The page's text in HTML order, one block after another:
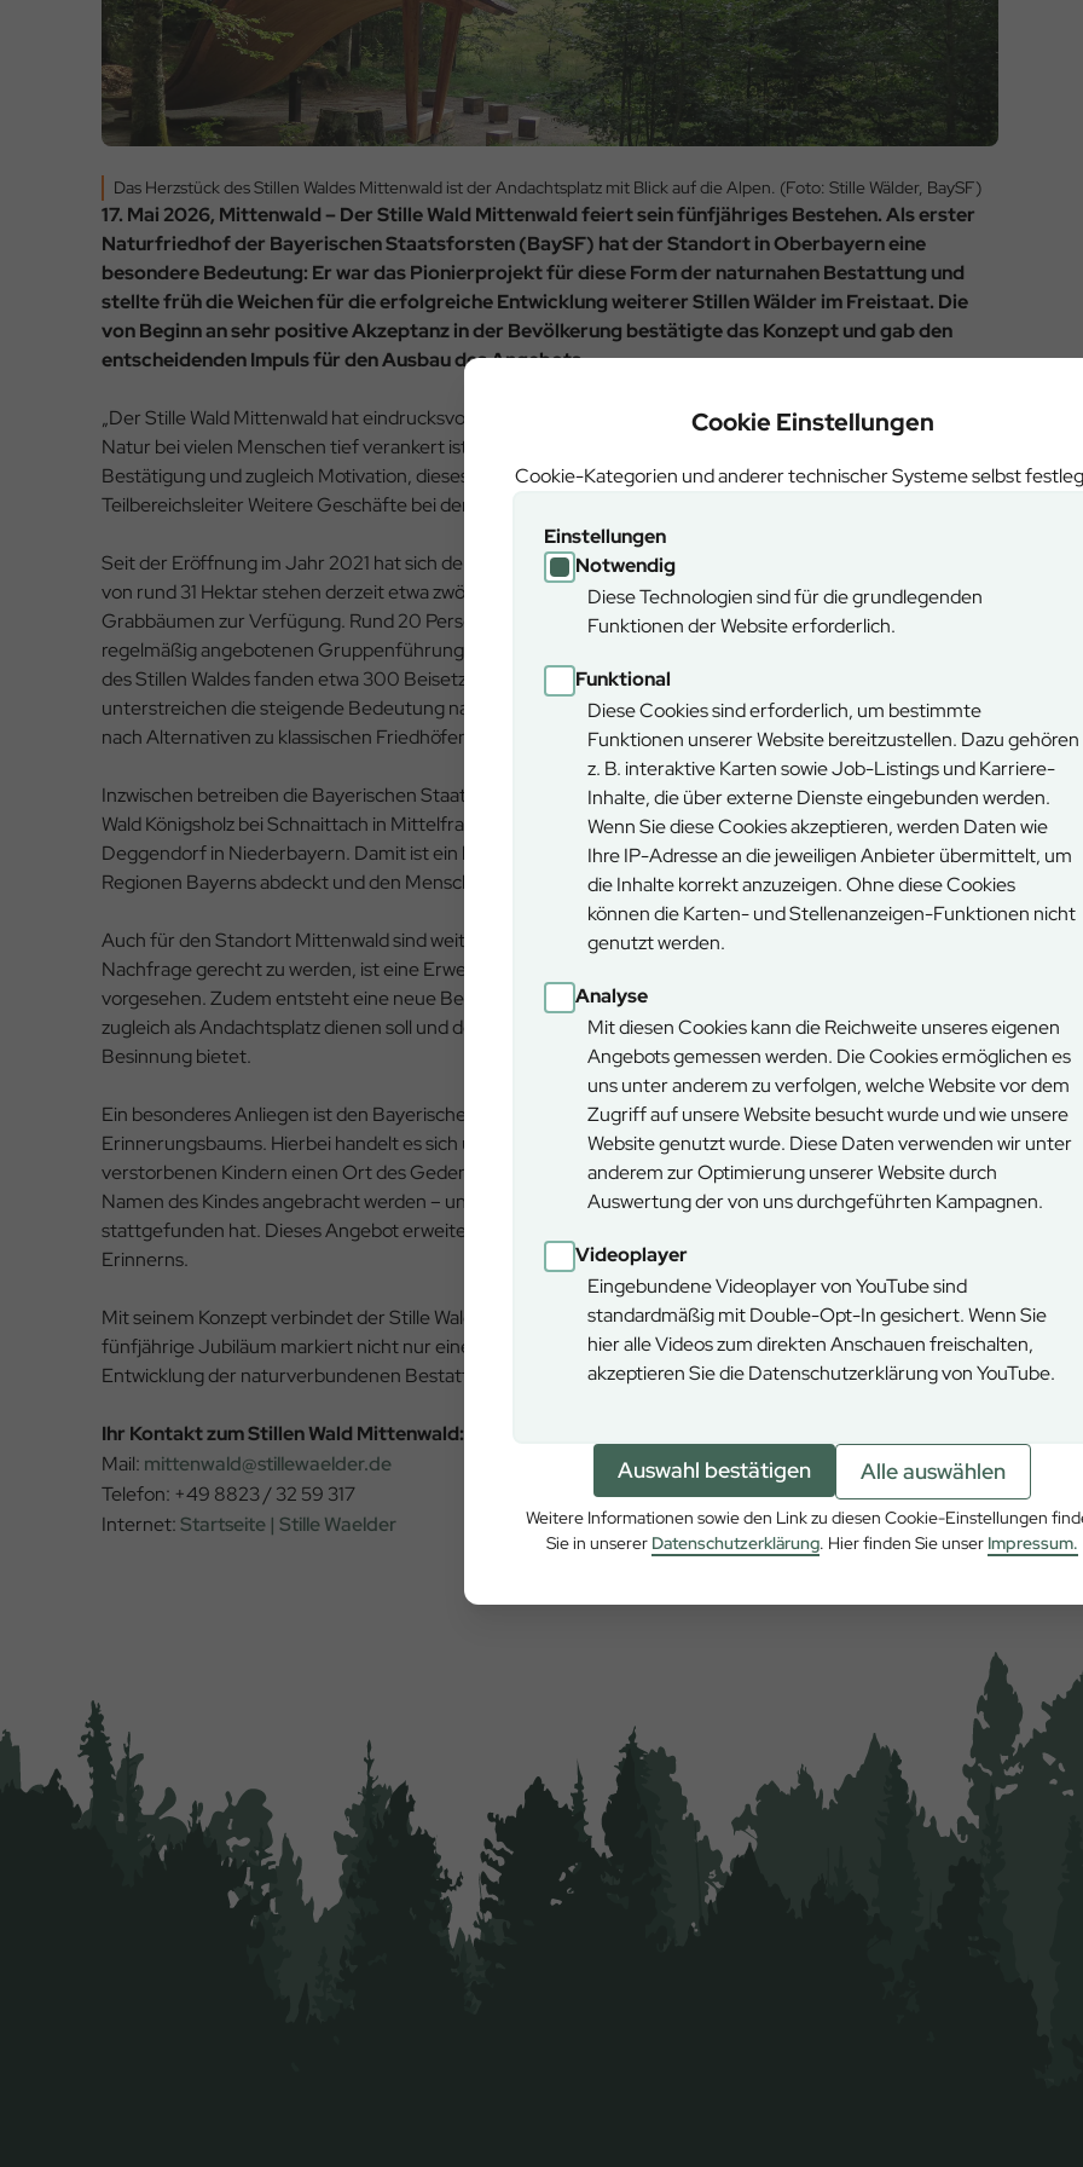
Cookie Einstellungen
Cookie-Kategorien und anderer technischer Systeme selbst
Einstellungen
Notwendig
Diese Technologien sind für die grundlegenden
Funktionen der Website erforderlich.
Funktional
Diese Cookies sind erforderlich, um bestimmte
Funktionen unserer Website bereitzustellen. Dazu gehören
z. B. interaktive Karten sowie Job-Listings und Karriere-
Inhalte, die über externe Dienste eingebunden werden.
Wenn Sie diese Cookies akzeptieren, werden Daten wie
Ihre IP-Adresse an die jeweiligen Anbieter übermittelt, um
die Inhalte korrekt anzuzeigen. Ohne diese Cookies
können die Karten- und Stellenanzeigen-Funktionen nicht
genutzt werden.
Analyse
Mit diesen Cookies kann die Reichweite unseres eigenen
Angebots gemessen werden. Die Cookies ermöglichen es
uns unter anderem zu verfolgen, welche Website vor dem
Zugriff auf unsere Website besucht wurde und wie unsere
Website genutzt wurde. Diese Daten verwenden wir unter
anderem zur Optimierung unserer Website durch
Auswertung der von uns durchgeführten Kampagnen.
Videoplayer
Eingebundene Videoplayer von YouTube sind
standardmäßig mit Double-Opt-In gesichert. Wenn Sie
hier alle Videos zum direkten Anschauen freischalten,
akzeptieren Sie die Datenschutzerklärung von YouTube.
Auswahl bestätigen Alle auswählen
Weitere Informationen sowie den Link zu diesen Cookie-Einstellungen
Sie in unserer Datenschutzerklärung. Hier finden Sie unser Impressum.
Das Herzstück des Stillen Waldes Mittenwald ist der Andachtsplatz mit Blick auf die Alpen. (Foto: Stille Wälder, BaySF)
17. Mai 2026, Mittenwald – Der Stille Wald Mittenwald feiert sein fünfjähriges Bestehen. Als erster
Naturfriedhof der Bayerischen Staatsforsten (BaySF) hat der Standort in Oberbayern eine
besondere Bedeutung: Er war das Pionierprojekt für diese Form der naturnahen Bestattung und
stellte früh die Weichen für die erfolgreiche Entwicklung weiterer Stillen Wälder im Freistaat. Die
von Beginn an sehr positive Akzeptanz in der Bevölkerung bestätigte das Konzept und gab den
entscheidenden Impuls für den Ausbau des Angebots.
„Der Stille Wald Mittenwald hat eindrucksvoll gezeigt, dass der Wunsch nach einer letzten Ruhestätte in der
Natur bei vielen Menschen tief verankert ist. Die hohe Nachfrage von Anfang an war für uns eine wichtige
Bestätigung und zugleich Motivation, dieses Angebot weiter auszubauen“, sagt Peter Edeling,
Teilbereichsleiter Weitere Geschäfte bei den Bayerischen Staatsforsten.
Seit der Eröffnung im Jahr 2021 hat sich der Standort kontinuierlich entwickelt. Auf einer Gesamtfläche
von rund 31 Hektar stehen derzeit etwa zwölf Hektar für Bestattungen an circa 1000 verschiedenen
Grabbäumen zur Verfügung. Rund 20 Personen nehmen monatlich an Einzelführungen teil. Auch die
regelmäßig angebotenen Gruppenführungen erfreuen sich unverändert großer Nachfrage. Seit Bestehen
des Stillen Waldes fanden etwa 300 Beisetzungen statt – mit weiterhin steigender Tendenz. Diese Zahlen
unterstreichen die steigende Bedeutung naturnaher Bestattungsformen und die wachsende Nachfrage
nach Alternativen zu klassischen Friedhöfen.
Inzwischen betreiben die Bayerischen Staatsforsten neben Mittenwald zwei weitere Standorte: den Stillen
Wald Königsholz bei Schnaittach in Mittelfranken sowie seit Oktober 2025 den Stillen Wald Rusel bei
Deggendorf in Niederbayern. Damit ist ein landesweites Angebot entstanden, das unterschiedliche
Regionen Bayerns abdeckt und den Menschen wohnortnahe Möglichkeiten bietet.
Auch für den Standort Mittenwald sind weitere Entwicklungen geplant. Um der anhaltend hohen
Nachfrage gerecht zu werden, ist eine Erweiterung der nutzbaren Flächen im Bereich „Tannenstreich“
vorgesehen. Zudem entsteht eine neue Begegnungsstätte in Form einer überdachten Sitzbank, die
zugleich als Andachtsplatz dienen soll und den Besucherinnen und Besuchern Raum für Ruhe und
Besinnung bietet.
Ein besonderes Anliegen ist den Bayerischen Staatsforsten die Schaffung eines sogenannten
Erinnerungsbaums. Hierbei handelt es sich um eine kleine Buche in ruhiger Lage, die Angehörigen von
verstorbenen Kindern einen Ort des Gedenkens bietet. An diesem Baum können hölzerne Herzen mit dem
Namen des Kindes angebracht werden – unabhängig davon, ob die Beisetzung im Stillen Wald Mittenwald
stattgefunden hat. Dieses Angebot erweitert den Stilen Wald um eine weitere, sehr persönliche Form des
Erinnerns.
Mit seinem Konzept verbindet der Stille Wald Mittenwald Natur, Stille und Würde auf besondere Weise. Das
fünfjährige Jubiläum markiert nicht nur einen Meilenstein für den Standort selbst, sondern auch für die
Entwicklung der naturverbundenen Bestattungskultur in Bayern insgesamt.
Ihr Kontakt zum Stillen Wald Mittenwald:
Mail: mittenwald@stillewaelder.de
Telefon: +49 8823 / 32 59 317
Internet:Startseite | Stille Waelder